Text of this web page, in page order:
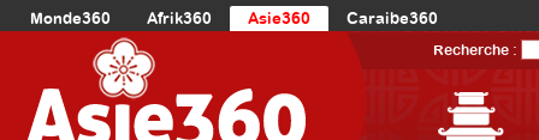
Monde360 Afrik360 Asie360
Caraibe360
Europe360
AmériqueDuNord360
Océanie360
Recherche :